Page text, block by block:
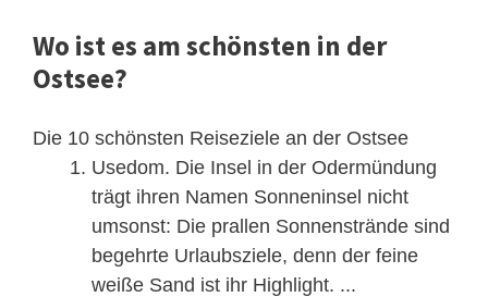
Wo ist es am schönsten in der
Ostsee?
Die 10 schönsten Reiseziele an der Ostsee
Usedom. Die Insel in der Odermündung
trägt ihren Namen Sonneninsel nicht
umsonst: Die prallen Sonnenstrände sind
begehrte Urlaubsziele, denn der feine
weiße Sand ist ihr Highlight. ...